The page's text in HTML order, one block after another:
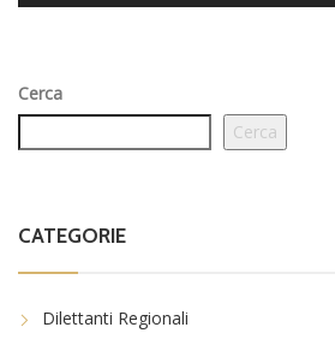
Cerca
Cerca
CATEGORIE
Dilettanti Regionali